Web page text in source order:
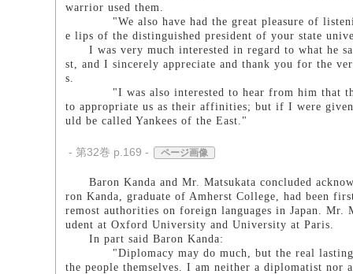
warrior used them.
"We also have had the great pleasure of
e lips of the distinguished president of your state
I was very much interested in regard to what he
st, and I sincerely appreciate and thank you for the
s.
"I was also interested to hear from him that the
to appropriate us as their affinities; but if I were
uld be called Yankees of the East."
- 第32巻 p.169 - ページ画像
Baron Kanda and Mr. Matsukata concluded
ron Kanda, graduate of Amherst College, had been
remost authorities on foreign languages in Japan. Mr.
udent at Oxford University and University at Paris.
In part said Baron Kanda:
"Diplomacy may do much, but the real lasting
the people themselves. I am neither a diplomatist